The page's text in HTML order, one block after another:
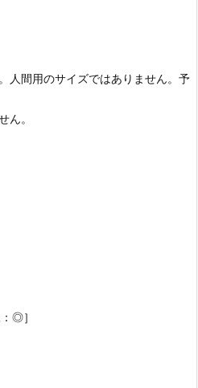
人間用のサイズではありません。予
ん。
◎］